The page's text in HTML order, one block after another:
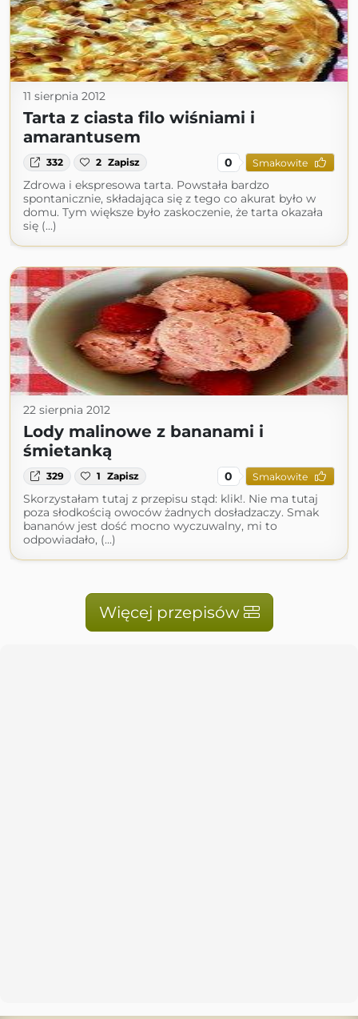
11 sierpnia 2012
Tarta z ciasta filo wiśniami i
amarantusem
332 2 Zapisz 0 Smakowite
Zdrowa i ekspresowa tarta. Powstała bardzo
spontanicznie, składająca się z tego co akurat było w
domu. Tym większe było zaskoczenie, że tarta okazała
się (...)
22 sierpnia 2012
Lody malinowe z bananami i
śmietanką
329 1 Zapisz 0 Smakowite
Skorzystałam tutaj z przepisu stąd: klik!. Nie ma tutaj
poza słodkością owoców żadnych dosładzaczy. Smak
bananów jest dość mocno wyczuwalny, mi to
odpowiadało, (...)
Więcej przepisów